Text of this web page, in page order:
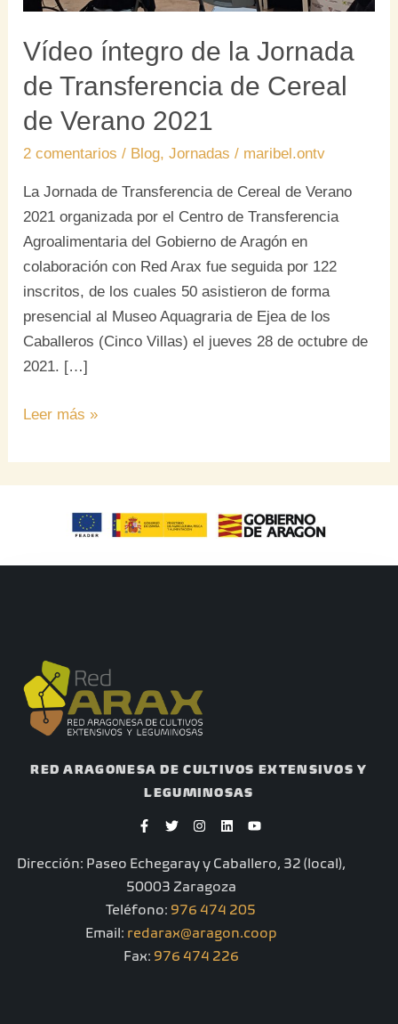
Vídeo íntegro de la Jornada
de Transferencia de Cereal
de Verano 2021
2 comentarios / Blog,Jornadas / maribel.ontv
La Jornada de Transferencia de Cereal de Verano
2021 organizada por el Centro de Transferencia
Agroalimentaria del Gobierno de Aragón en
colaboración con Red Arax fue seguida por 122
inscritos, de los cuales 50 asistieron de forma
presencial al Museo Aquagraria de Ejea de los
Caballeros (Cinco Villas) el jueves 28 de octubre de
2021. […]
Verano
Leer más »
RED ARAGONESA DE CULTIVOS EXTENSIVOS Y
LEGUMINOSAS
a
b
o
o
k
-
f
w
t
e
r
n
a
r
a
m
i
e
i
n
o
u
Dirección: Paseo Echegaray y Caballero, 32 (local),
50003 Zaragoza
Teléfono: 976 474 205
Email: redarax@aragon.coop
Fax: 976 474 226